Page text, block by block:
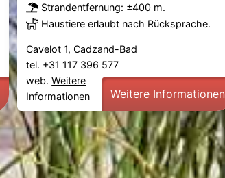
Strandentfernung: ±400 m.
Haustiere erlaubt nach Rücksprache.
Cavelot 1, Cadzand-Bad
tel. +31 117 396 577
web.Weitere
Informationen
Weitere Informationen